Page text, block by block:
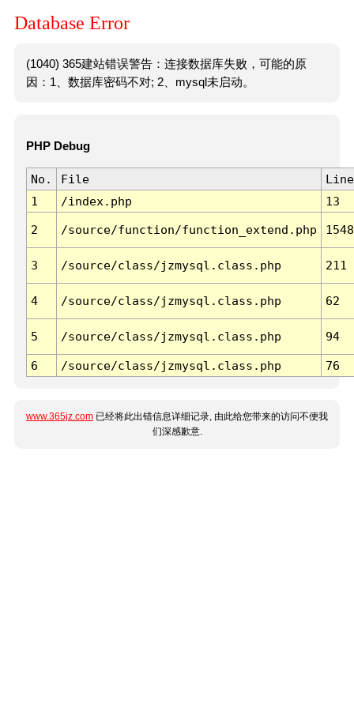
Database Error
(1040) 365建站错误警告：连接数据库失败，可能的原
因：1、数据库密码不对; 2、mysql未启动。
PHP Debug
No. File
Line
1
/index.php 13
2 /source/function/function_extend.php 1548
3 /source/class/jzmysql.class.php 211
4 /source/class/jzmysql.class.php 62
5 /source/class/jzmysql.class.php 94
6 /source/class/jzmysql.class.php 76
www.365jz.com 已经将此出错信息详细记录, 由此给您带来的访问不便我
们深感歉意.